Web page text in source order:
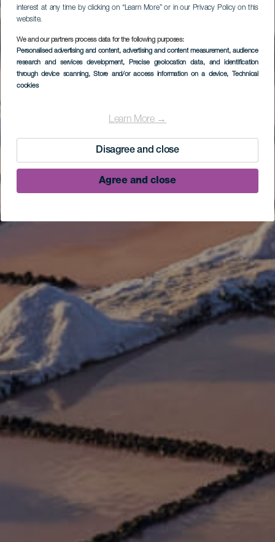
interest at any time by clicking on “Learn More” or in our Privacy Policy on this
website.
We and our partners process data for the following purposes:
Personalised advertising and content, advertising and content measurement, audience
research and services development, Precise geolocation data, and identification
through device scanning, Store and/or access information on a device, Technical
cookies
Learn More →
Disagree and close
Agree and close